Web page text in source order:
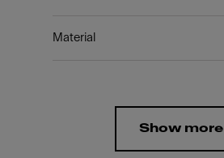
Material
Show more